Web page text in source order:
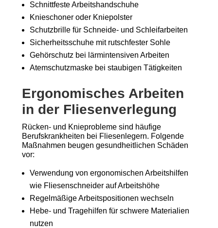
Schnittfeste Arbeitshandschuhe
Knieschoner oder Kniepolster
Schutzbrille für Schneide- und Schleifarbeiten
Sicherheitsschuhe mit rutschfester Sohle
Gehörschutz bei lärmintensiven Arbeiten
Atemschutzmaske bei staubigen Tätigkeiten
Ergonomisches Arbeiten
in der Fliesenverlegung
Rücken- und Knieprobleme sind häufige
Berufskrankheiten bei Fliesenlegern. Folgende
Maßnahmen beugen gesundheitlichen Schäden
vor:
Verwendung von ergonomischen Arbeitshilfen
wie Fliesenschneider auf Arbeitshöhe
Regelmäßige Arbeitspositionen wechseln
Hebe- und Tragehilfen für schwere Materialien
nutzen